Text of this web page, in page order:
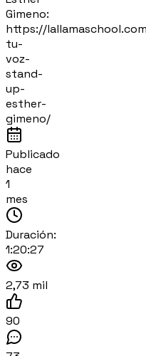
Gimeno:
https://
tu-
voz-
stand-
up-
esther-
gimeno/
Publicado
hace
1
mes
Duración:
1:20:27
2,73 mil
90